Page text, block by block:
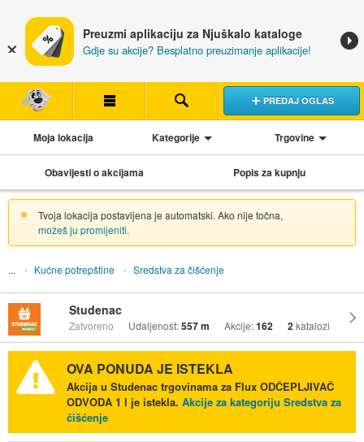
Preuzmi aplikaciju za Njuškalo kataloge
Gdje su akcije? Besplatno preuzimanje aplikacije!
PREDAJ OGLAS
Moja lokacija Kategorije Trgovine
Obavijesti o akcijama Popis za kupnju
Tvoja lokacija postavljena je automatski. Ako nije točna,
možeš ju promijeniti.
Kućne potrepštine Sredstva za čišćenje
Studenac
Zatvoreno Udaljenost:557 m Akcije:162 2katalozi
OVA PONUDA JE ISTEKLA
Akcija u Studenac trgovinama za Flux ODČEPLJIVAČ
ODVODA 1 l je istekla. Akcije za kategoriju Sredstva za
čišćenje